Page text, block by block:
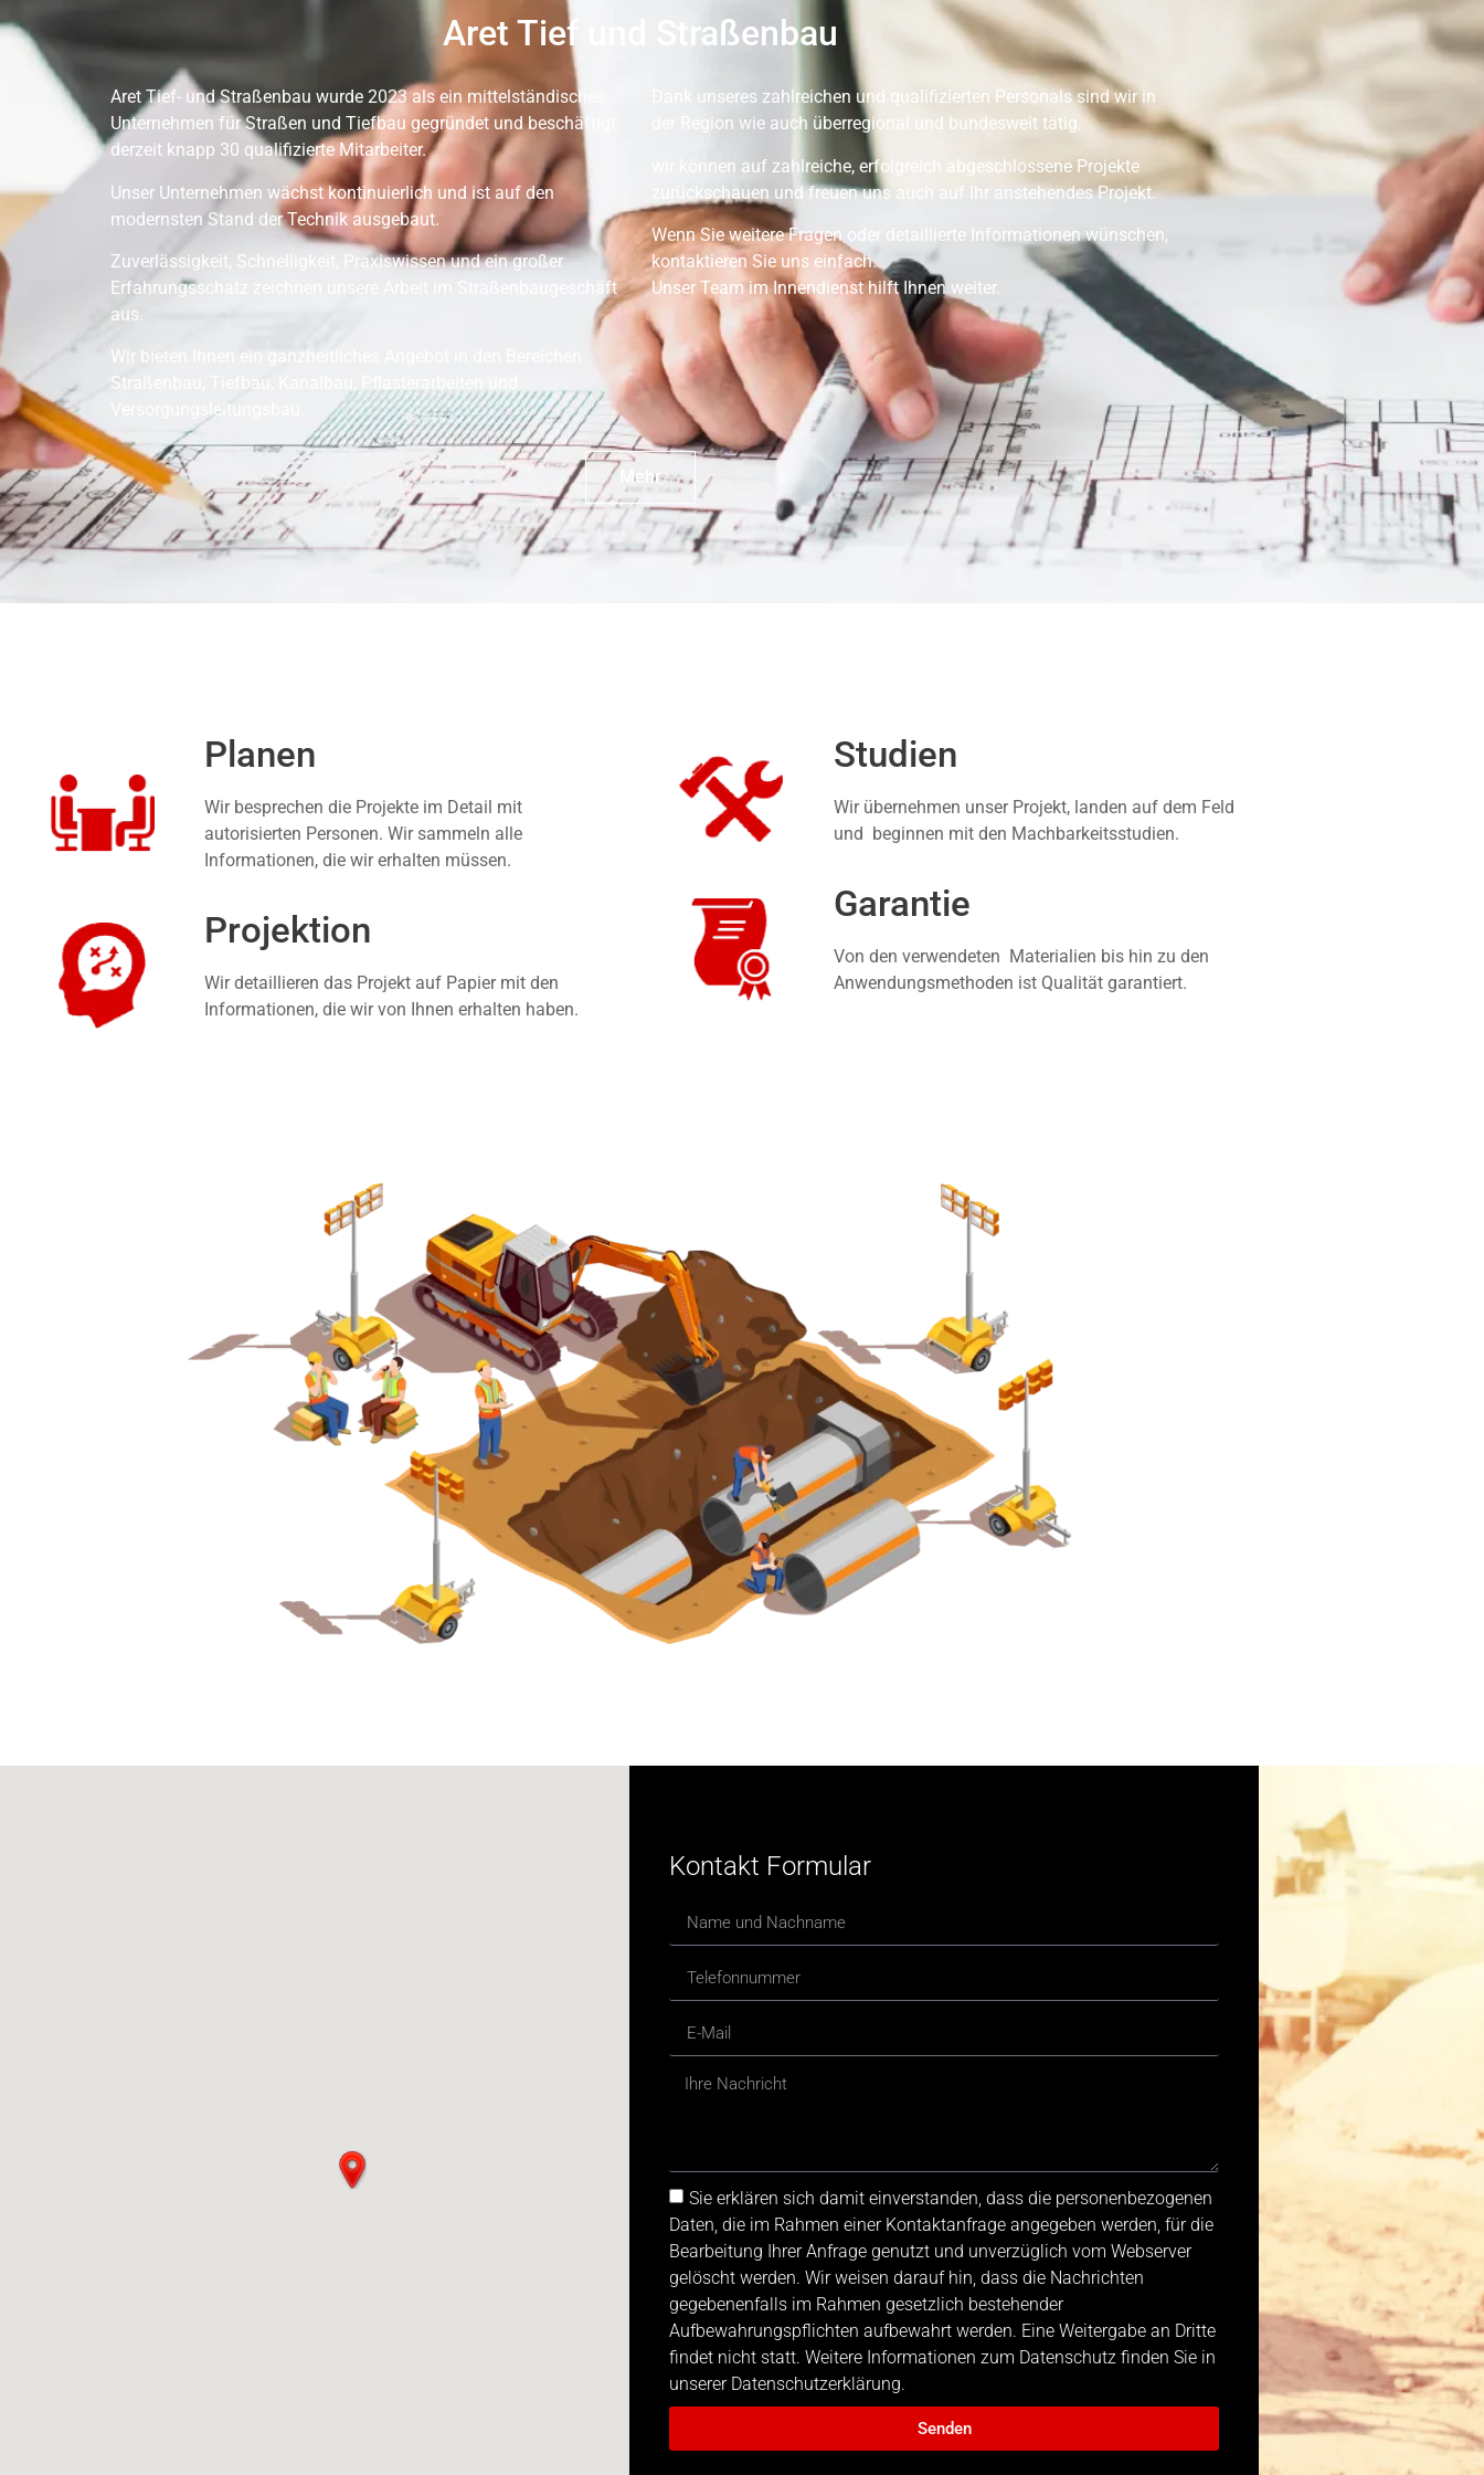
Aret Tief und Straßenbau
Aret Tief- und Straßenbau wurde 2023 als ein mittelständisches
Unternehmen für Straßen und Tiefbau gegründet und beschäftigt
derzeit knapp 30 qualifizierte Mitarbeiter.
Unser Unternehmen wächst kontinuierlich und ist auf den
modernsten Stand der Technik ausgebaut.
Zuverlässigkeit, Schnelligkeit, Praxiswissen und ein großer
Erfahrungsschatz zeichnen unsere Arbeit im Straßenbaugeschäft
aus.
Wir bieten Ihnen ein ganzheitliches Angebot in den Bereichen
Straßenbau, Tiefbau, Kanalbau, Pflasterarbeiten und
Versorgungsleitungsbau.
Dank unseres zahlreichen und qualifizierten Personals sind wir in
der Region wie auch überregional und bundesweit tätig.
wir können auf zahlreiche, erfolgreich abgeschlossene Projekte
zurückschauen und freuen uns auch auf Ihr anstehendes Projekt.
Wenn Sie weitere Fragen oder detaillierte Informationen wünschen,
kontaktieren Sie uns einfach.
Unser Team im Innendienst hilft Ihnen weiter.
Mehr
Planen
Wir besprechen die Projekte im Detail mit
autorisierten Personen. Wir sammeln alle
Informationen, die wir erhalten müssen.
Projektion
Wir detaillieren das Projekt auf Papier mit den
Informationen, die wir von Ihnen erhalten haben.
Studien
Wir übernehmen unser Projekt, landen auf dem Feld
und beginnen mit den Machbarkeitsstudien.
Garantie
Von den verwendeten Materialien bis hin zu den
Anwendungsmethoden ist Qualität garantiert.
Kontakt Formular
Sie erklären sich damit einverstanden, dass die personenbezogenen
Daten, die im Rahmen einer Kontaktanfrage angegeben werden, für die
Bearbeitung Ihrer Anfrage genutzt und unverzüglich vom Webserver
gelöscht werden. Wir weisen darauf hin, dass die Nachrichten
gegebenenfalls im Rahmen gesetzlich bestehender
Aufbewahrungspflichten aufbewahrt werden. Eine Weitergabe an Dritte
findet nicht statt. Weitere Informationen zum Datenschutz finden Sie in
unserer Datenschutzerklärung.
Senden